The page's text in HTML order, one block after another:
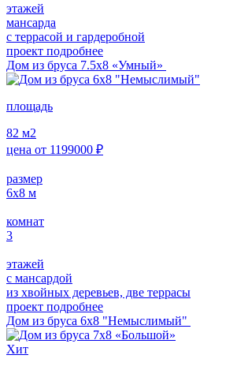
этажей
мансарда
с террасой и гардеробной
проект подробнее
Дом из бруса 7.5х8 «Умный»
площадь
82 м2
цена от 1199000 ₽
размер
6х8 м
комнат
3
этажей
с мансардой
из хвойных деревьев, две террасы
проект подробнее
Дом из бруса 6х8 "Немыслимый"
Хит